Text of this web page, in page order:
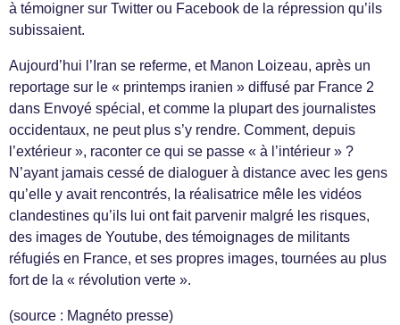
à témoigner sur Twitter ou Facebook de la répression qu’ils
subissaient.
Aujourd’hui l’Iran se referme, et Manon Loizeau, après un
reportage sur le « printemps iranien » diffusé par France 2
dans Envoyé spécial, et comme la plupart des journalistes
occidentaux, ne peut plus s’y rendre. Comment, depuis
l’extérieur », raconter ce qui se passe « à l’intérieur » ?
N’ayant jamais cessé de dialoguer à distance avec les gens
qu’elle y avait rencontrés, la réalisatrice mêle les vidéos
clandestines qu’ils lui ont fait parvenir malgré les risques,
des images de Youtube, des témoignages de militants
réfugiés en France, et ses propres images, tournées au plus
fort de la « révolution verte ».
(source : Magnéto presse)